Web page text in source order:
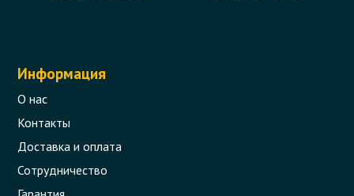
Информация
О нас
Контакты
Доставка и оплата
Сотрудничество